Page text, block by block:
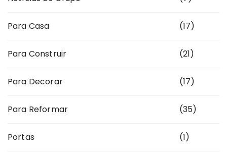
Para Casa (17)
Para Construir (21)
Para Decorar (17)
Para Reformar (35)
Portas (1)